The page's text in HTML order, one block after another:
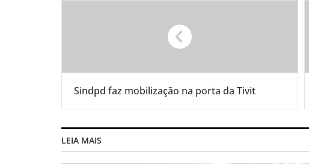
Sindpd faz mobilização na porta da Tivit
LEIA MAIS